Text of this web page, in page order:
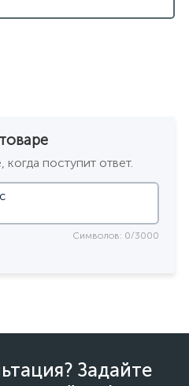
поступит ответ.
Символов: 0/3000
Задайте